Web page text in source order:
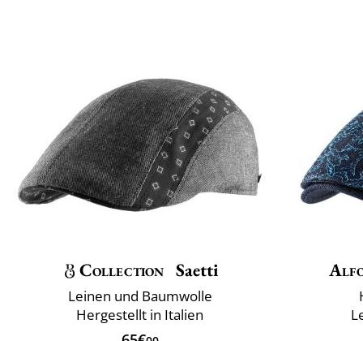
Collection Saetti
Leinen und Baumwolle
Hergestellt in Italien